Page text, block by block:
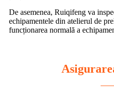
De asemenea, Ruiqifeng va
echipamentele din atelierul de
funcționarea normală a